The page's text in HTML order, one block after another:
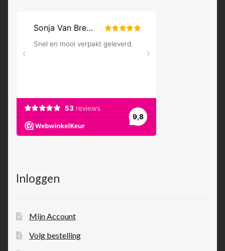
Inloggen
Mijn Account
Volg bestelling